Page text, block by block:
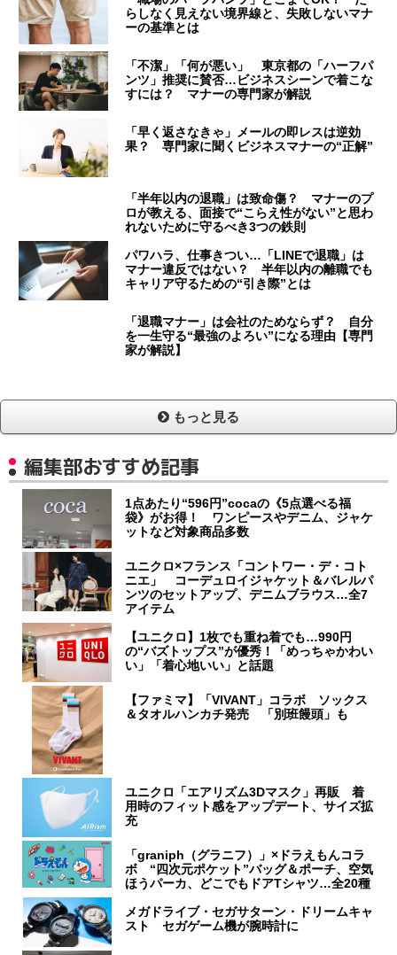
らしなく見えない境界線と、失敗しないマナ
ーの基準とは
「不潔」「何が悪い」 東京都の「ハーフパ
ンツ」推奨に賛否…ビジネスシーンで着こな
すには？ マナーの専門家が解説
「早く返さなきゃ」メールの即レスは逆効
果？ 専門家に聞くビジネスマナーの“正解”
「半年以内の退職」は致命傷？ マナーのプ
ロが教える、面接で“こらえ性がない”と思わ
れないために守るべき3つの鉄則
パワハラ、仕事きつい…「LINEで退職」は
マナー違反ではない？ 半年以内の離職でも
キャリア守るための“引き際”とは
「退職マナー」は会社のためならず？ 自分
を一生守る“最強のよろい”になる理由【専門
家が解説】
もっと見る
編集部おすすめ記事
1点あたり“596円”cocaの《5点選べる福
袋》がお得！ ワンピースやデニム、ジャケ
ットなど対象商品多数
ユニクロ×フランス「コントワー・デ・コト
ニエ」 コーデュロイジャケット＆バレルパ
ンツのセットアップ、デニムブラウス…全7
アイテム
【ユニクロ】1枚でも重ね着でも…990円
の“バズトップス”が優秀！「めっちゃかわい
い」「着心地いい」と話題
【ファミマ】「VIVANT」コラボ ソックス
＆タオルハンカチ発売 「別班饅頭」も
ユニクロ「エアリズム3Dマスク」再販 着
用時のフィット感をアップデート、サイズ拡
充
「graniph（グラニフ）」×ドラえもんコラ
ボ “四次元ポケット”バッグ＆ポーチ、空気
ほうパーカ、どこでもドアTシャツ…全20種
メガドライブ・セガサターン・ドリームキャ
スト セガゲーム機が腕時計に